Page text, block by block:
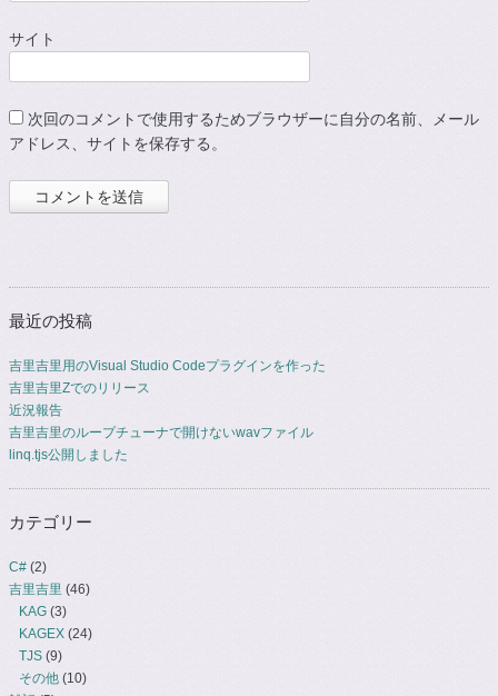
サイト
次回のコメントで使用するためブラウザーに自分の名前、メール
アドレス、サイトを保存する。
最近の投稿
吉里吉里用のVisual Studio Codeプラグインを作った
吉里吉里Zでのリリース
近況報告
吉里吉里のループチューナで開けないwavファイル
linq.tjs公開しました
カテゴリー
C# (2)
吉里吉里 (46)
KAG(3)
KAGEX(24)
TJS(9)
その他(10)